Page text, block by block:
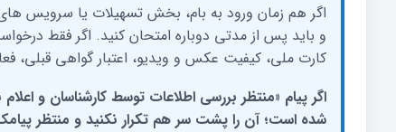
اگر هم زمان ورود به بام، بخش تسهیلات یا سرویس
و باید پس از مدتی دوباره امتحان کنید. اگر فقط
کارت ملی، کیفیت عکس و ویدیو، اعتبار گواهی قبلی،
اگر پیام «منتظر بررسی اطلاعات توسط کارشناسان و
شده است؛ آن را پشت سر هم تکرار نکنید و منتظر